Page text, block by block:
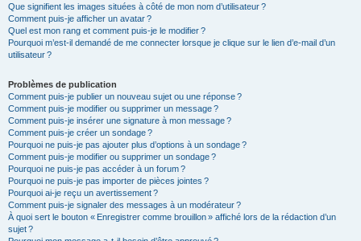
Que signifient les images situées à côté de mon nom d’utilisateur ?
Comment puis-je afficher un avatar ?
Quel est mon rang et comment puis-je le modifier ?
Pourquoi m’est-il demandé de me connecter lorsque je clique sur le lien d’e-mail d’un
utilisateur ?
Problèmes de publication
Comment puis-je publier un nouveau sujet ou une réponse ?
Comment puis-je modifier ou supprimer un message ?
Comment puis-je insérer une signature à mon message ?
Comment puis-je créer un sondage ?
Pourquoi ne puis-je pas ajouter plus d’options à un sondage ?
Comment puis-je modifier ou supprimer un sondage ?
Pourquoi ne puis-je pas accéder à un forum ?
Pourquoi ne puis-je pas importer de pièces jointes ?
Pourquoi ai-je reçu un avertissement ?
Comment puis-je signaler des messages à un modérateur ?
À quoi sert le bouton « Enregistrer comme brouillon » affiché lors de la rédaction d’un
sujet ?